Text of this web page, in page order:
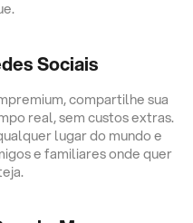
Sociais
compartilhe sua
real, sem custos extras.
lugar do mundo e
e familiares onde quer